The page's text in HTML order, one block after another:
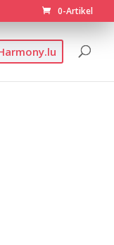
0-Artikel